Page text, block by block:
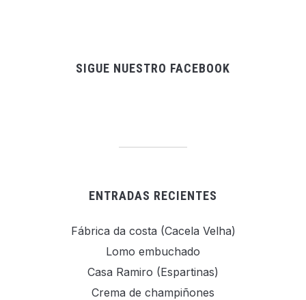
SIGUE NUESTRO FACEBOOK
ENTRADAS RECIENTES
Fábrica da costa (Cacela Velha)
Lomo embuchado
Casa Ramiro (Espartinas)
Crema de champiñones